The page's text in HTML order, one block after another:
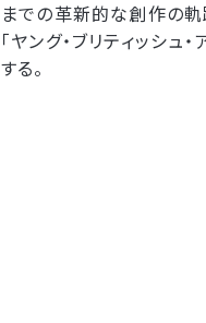
までの革新的な創作の軌
「ヤング・ブリティッシ
する。